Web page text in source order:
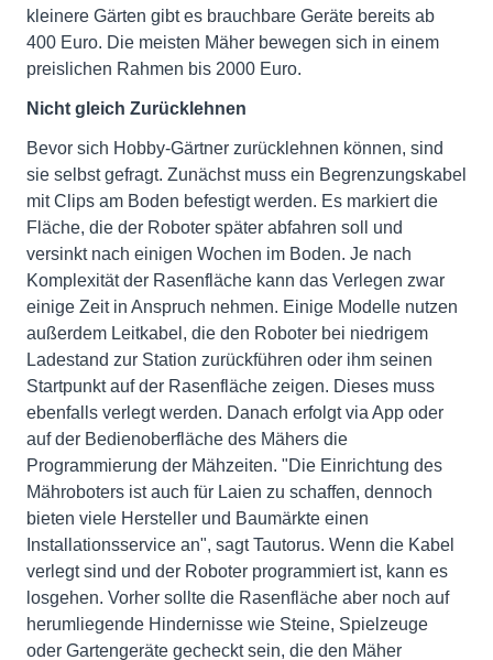
kleinere Gärten gibt es brauchbare Geräte bereits ab
400 Euro. Die meisten Mäher bewegen sich in einem
preislichen Rahmen bis 2000 Euro.
Nicht gleich Zurücklehnen
Bevor sich Hobby-Gärtner zurücklehnen können, sind
sie selbst gefragt. Zunächst muss ein Begrenzungskabel
mit Clips am Boden befestigt werden. Es markiert die
Fläche, die der Roboter später abfahren soll und
versinkt nach einigen Wochen im Boden. Je nach
Komplexität der Rasenfläche kann das Verlegen zwar
einige Zeit in Anspruch nehmen. Einige Modelle nutzen
außerdem Leitkabel, die den Roboter bei niedrigem
Ladestand zur Station zurückführen oder ihm seinen
Startpunkt auf der Rasenfläche zeigen. Dieses muss
ebenfalls verlegt werden. Danach erfolgt via App oder
auf der Bedienoberfläche des Mähers die
Programmierung der Mähzeiten. "Die Einrichtung des
Mähroboters ist auch für Laien zu schaffen, dennoch
bieten viele Hersteller und Baumärkte einen
Installationsservice an", sagt Tautorus. Wenn die Kabel
verlegt sind und der Roboter programmiert ist, kann es
losgehen. Vorher sollte die Rasenfläche aber noch auf
herumliegende Hindernisse wie Steine, Spielzeuge
oder Gartengeräte gecheckt sein, die den Mäher